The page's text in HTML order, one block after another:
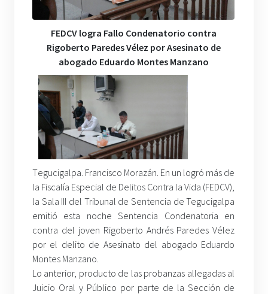
FEDCV logra Fallo Condenatorio contra
Rigoberto Paredes Vélez por Asesinato de
abogado Eduardo Montes Manzano
Tegucigalpa. Francisco Morazán. En un logró más de
la Fiscalía Especial de Delitos Contra la Vida (FEDCV),
la Sala III del Tribunal de Sentencia de Tegucigalpa
emitió esta noche Sentencia Condenatoria en
contra del joven Rigoberto Andrés Paredes Vélez
por el delito de Asesinato del abogado Eduardo
Montes Manzano.
Lo anterior, producto de las probanzas allegadas al
Juicio Oral y Público por parte de la Sección de